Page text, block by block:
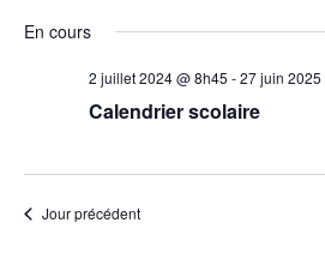
une
En cours
2 juillet 2024 @ 8h45 -27 juin 2025
Calendrier scolaire
Jour précédent